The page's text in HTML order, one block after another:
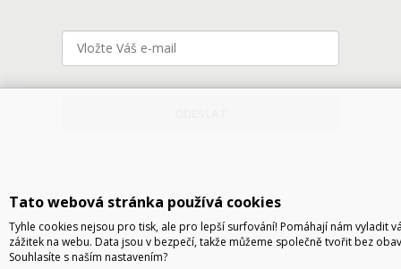
Tato webová stránka používá cookies
Tyhle cookies nejsou pro tisk, ale pro lepší surfování! Pomáhají nám vyladit
zážitek na webu. Data jsou v bezpečí, takže můžeme společně tvořit bez
Souhlasíte s naším nastavením?